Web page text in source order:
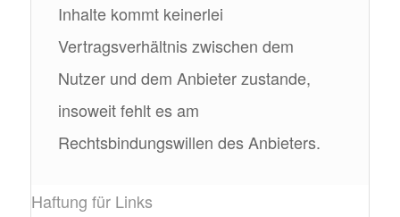
Inhalte kommt keinerlei
Vertragsverhältnis zwischen dem
Nutzer und dem Anbieter zustande,
insoweit fehlt es am
Rechtsbindungswillen des Anbieters.
Haftung für Links